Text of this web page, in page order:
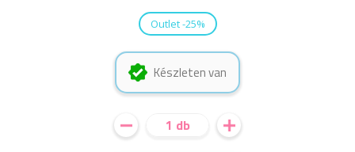
Outlet -25%
Készleten van
1 db